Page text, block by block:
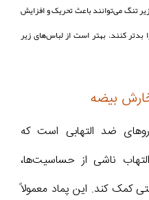
تنگ می‌توانند باعث تحریک و افزایش
کنند. بهتر است از لباس‌های زیر
بیضه
ضد التهابی است که
ناشی از حساسیت‌ها،
کمک کند. این پماد معمولاً